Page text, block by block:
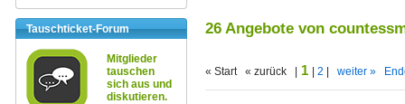
Tauschticket-Forum
Mitglieder
tauschen
sich aus und
diskutieren.
26 Angebote von
« Start « zurück | 1 2 weiter »